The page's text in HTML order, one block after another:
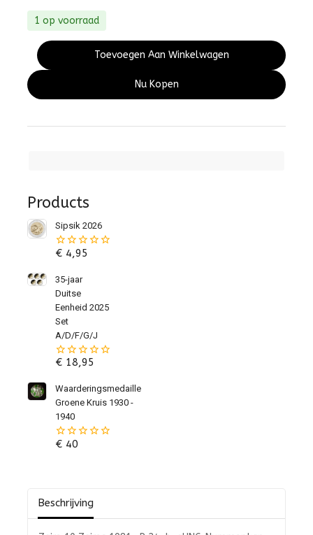
Products
Sipsik 2026
0
de
€4,95
35-jaar
Duitse
Eenheid 2025
Set
A/D/F/G/J
0
de
€18,95
Waarderingsmedaille
Groene Kruis 1930 -
1940
0
€40
1 op voorraad
Toevoegen Aan Winkelwagen
Nu Kopen
Beschrijving